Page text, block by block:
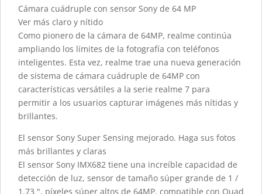
Cámara cuádruple con sensor Sony de 64 MP
Ver más claro y nítido
Como pionero de la cámara de 64MP, realme continúa
ampliando los límites de la fotografía con teléfonos
inteligentes. Esta vez, realme trae una nueva generación
de sistema de cámara cuádruple de 64MP con
características versátiles a la serie realme 7 para
permitir a los usuarios capturar imágenes más nítidas y
brillantes.
El sensor Sony Super Sensing mejorado. Haga sus fotos
más brillantes y claras
El sensor Sony IMX682 tiene una increíble capacidad de
detección de luz, sensor de tamaño súper grande de 1 /
1.73 ", píxeles súper altos de 64MP, compatible con Quad